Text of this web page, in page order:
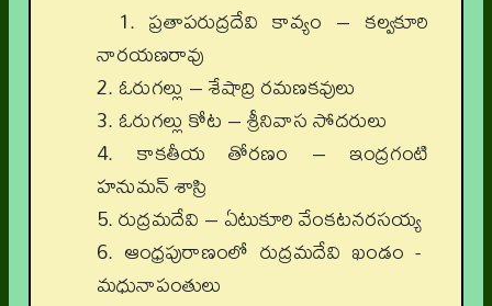
1. ప్రతాపరుద్రదేవి కావ్యం – కల్వకూరి
నారయణరావు
2.ఓరుగల్లు – శేషాద్రి రమణకవులు
3.ఓరుగల్లు కోట – శ్రీనివాస సోదరులు
4.
కాకతీయ తోరణం – ఇంద్రగంటి
హనుమన్ శాస్రి
5.రుద్రమదేవి – ఏటుకూరి వేంకటనరసయ్య
6. ఆంధ్రపురాణంలో రుద్రమదేవి ఖండం -
మధునాపంతులు